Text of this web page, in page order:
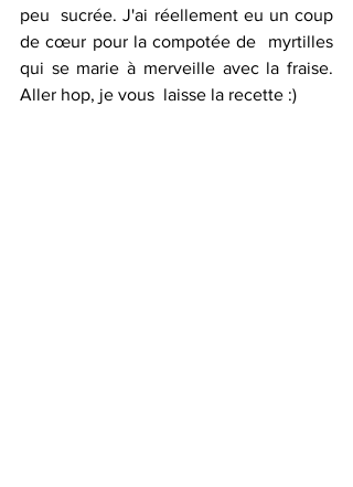
peu  sucrée. J'ai réellement eu un coup
de cœur pour la compotée de  myrtilles
qui se marie à merveille avec la fraise.
Aller hop, je vous  laisse la recette :)